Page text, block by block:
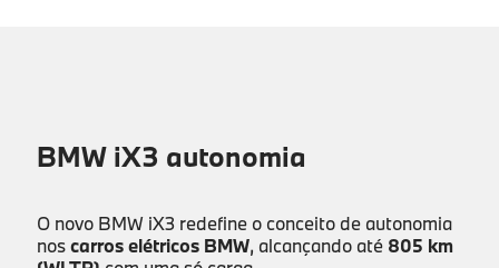
BMW iX3 autonomia
O novo BMW iX3 redefine o conceito de autonomia
noscarros elétricos BMW, alcançando até 805 km